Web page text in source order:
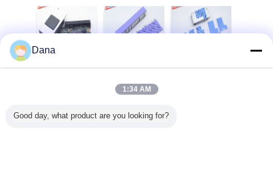
MK 熱
プトッ
レー 1.5W/MK 産
抵抗を減らす
セットトップボッ
クス用の熱インタ
ーへの冷却部品の
ッド
Dana
1:34 AM
Good day, what product are you looking for?